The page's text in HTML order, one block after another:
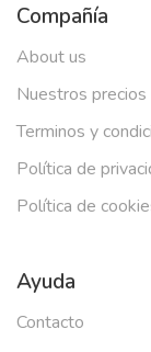
Compañía
About us
Nuestros precios
Terminos y
Política de
Política de
Ayuda
Contacto